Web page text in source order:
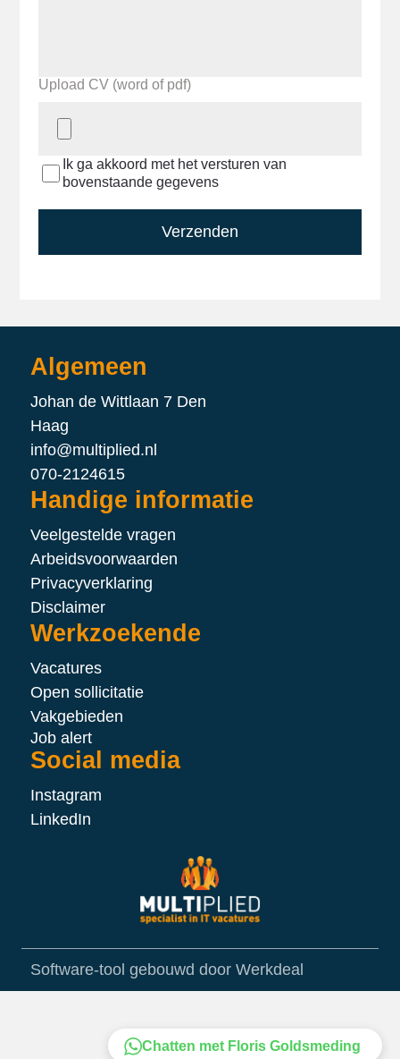
Upload CV (word of pdf)
Ik ga akkoord met het versturen van
bovenstaande gegevens
Verzenden
Chatten met Floris Goldsmeding
Algemeen
Johan de Wittlaan 7 Den
Haag
info@multiplied.nl
070-2124615
Handige informatie
Veelgestelde vragen
Arbeidsvoorwaarden
Privacyverklaring
Disclaimer
Werkzoekende
Vacatures
Open sollicitatie
Vakgebieden
Job alert
Social media
Instagram
LinkedIn
Software-tool gebouwd door Werkdeal